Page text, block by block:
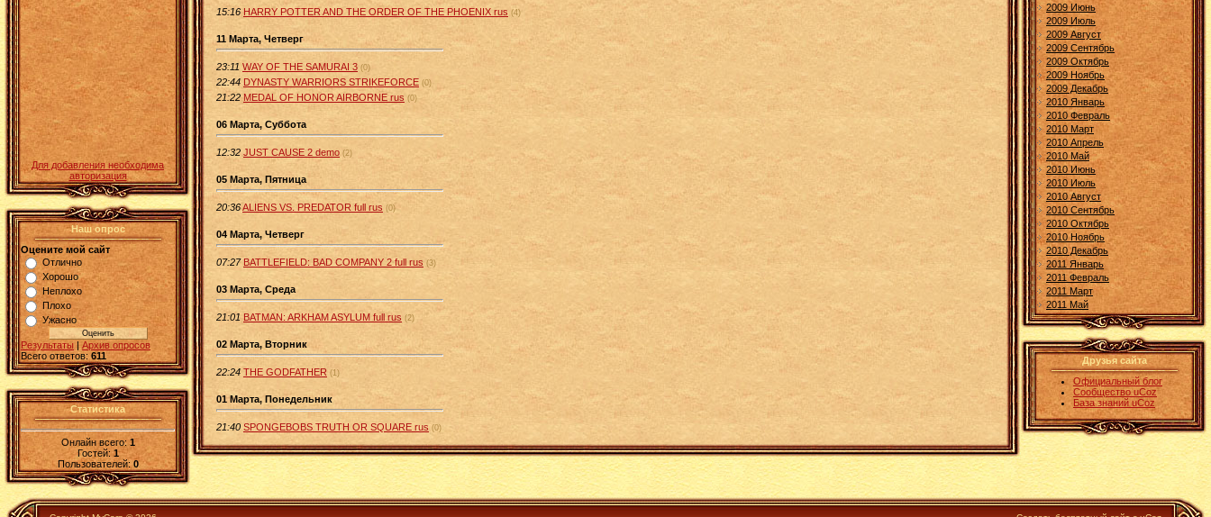
Для добавления необходима
авторизация
Наш опрос
Оцените мой сайт
Отлично
Хорошо
Неплохо
Плохо
Ужасно
Результаты | Архив опросов
Всего ответов: 611
Статистика
Онлайн всего:1
Гостей:1
Пользователей: 0
15:16 HARRY POTTER AND THE ORDER OF THE PHOENIX rus (4)
11 Марта, Четверг
23:11 WAY OF THE SAMURAI 3 (0)
22:44 DYNASTY WARRIORS STRIKEFORCE (0)
21:22 MEDAL OF HONOR AIRBORNE rus (0)
06 Марта, Суббота
12:32 JUST CAUSE 2 demo (2)
05 Марта, Пятница
20:36ALIENS VS. PREDATOR full rus (0)
04 Марта, Четверг
07:27 BATTLEFIELD: BAD COMPANY 2 full rus (3)
03 Марта, Среда
21:01 BATMAN: ARKHAM ASYLUM full rus (2)
02 Марта, Вторник
22:24 THE GODFATHER (1)
01 Марта, Понедельник
21:40 SPONGEBOBS TRUTH OR SQUARE rus (0)
2009 Июнь
2009 Июль
2009 Август
2009 Сентябрь
2009 Октябрь
2009 Ноябрь
2009 Декабрь
2010 Январь
2010 Февраль
2010 Март
2010 Апрель
2010 Май
2010 Июнь
2010 Июль
2010 Август
2010 Сентябрь
2010 Октябрь
2010 Ноябрь
2010 Декабрь
2011 Январь
2011 Февраль
2011 Март
2011 Май
Друзья сайта
Официальный блог
Сообщество uCoz
База знаний uCoz